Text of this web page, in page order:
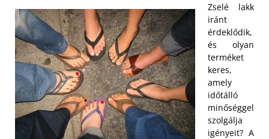
Zselé lakk
iránt
érdeklődik,
és olyan
terméket
keres,
amely
időtálló
minőséggel
szolgálja
igényeit? A